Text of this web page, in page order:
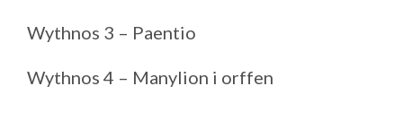
Wythnos 3 – Paentio
Wythnos 4 – Manylion i orffen